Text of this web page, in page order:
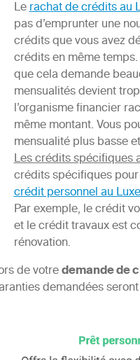
Lerachat de crédits au
pas d’emprunter une
crédits que vous avez
crédits en même
que cela demande
mensualités devient
l’organisme financier
même montant. Vous
mensualité plus basse
Les crédits spécifiques
crédits spécifiques
crédit personnel au
Par exemple, le crédit
et le crédit travaux est
rénovation.
de votredemande de
demandées